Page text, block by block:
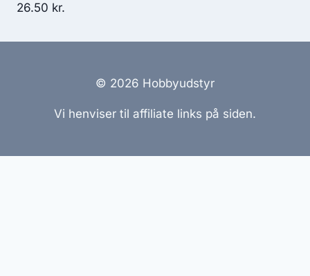
26.50 kr.
© 2026 Hobbyudstyr
Vi henviser til affiliate links på siden.